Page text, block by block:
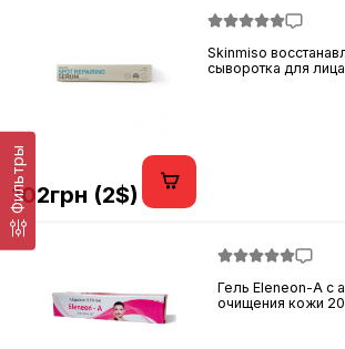
Фильтры
Skinmiso
сыворотка для
102грн (2$)
Гель Eleneon-A с
очищения кожи 20